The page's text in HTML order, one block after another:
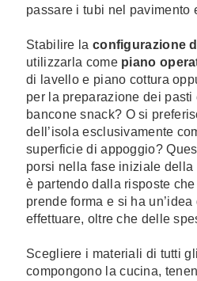
passare i tubi nel pavimento
Stabilire la configurazione
utilizzarla come piano
di lavello e piano cottura
per la preparazione dei pasti
bancone snack? O si
dell’isola esclusivamente
superficie di appoggio?
porsi nella fase iniziale della
è partendo dalla risposte
prende forma e si ha
effettuare, oltre che delle
Scegliere i materiali di tutti
compongono la cucina,